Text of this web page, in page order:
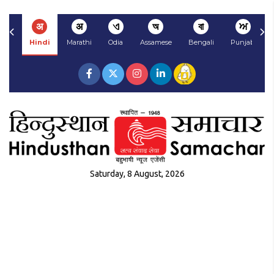
अ
Hindi
अ
Marathi
ଏ
Odia
অ
Assamese
বা
Bengali
ਅ
Punjabi
Saturday, 8 August, 2026